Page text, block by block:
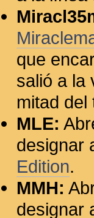
que
salió a la
mitad
MLE:
designar
Edition.
MMH:
designar